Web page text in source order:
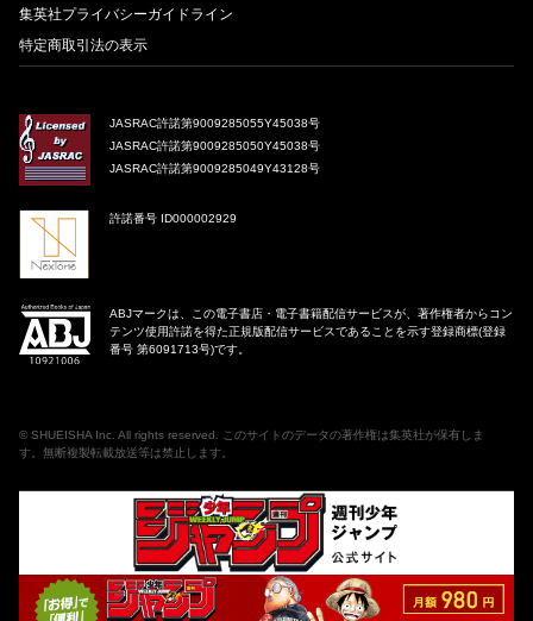
集英社プライバシーガイドライン
特定商取引法の表示
JASRAC許諾第9009285055Y45038号
JASRAC許諾第9009285050Y45038号
JASRAC許諾第9009285049Y43128号
許諾番号 ID000002929
ABJマークは、この電子書店・電子書籍配信サービスが、著作権者からコン
テンツ使用許諾を得た正規版配信サービスであることを示す登録商標(登録
番号 第6091713号)です。
© SHUEISHA Inc . All rights reserved. このサイトのデータの著作権は集英社が保有しま
す。無断複製転載放送等は禁止します。